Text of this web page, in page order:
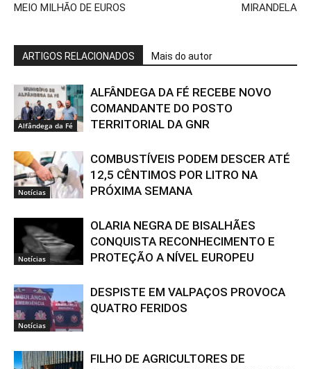
MEIO MILHÃO DE EUROS
MIRANDELA
ARTIGOS RELACIONADOS Mais do autor
Alfândega da Fé
ALFÂNDEGA DA FÉ RECEBE NOVO
COMANDANTE DO POSTO
TERRITORIAL DA GNR
Notícias
COMBUSTÍVEIS PODEM DESCER ATÉ
12,5 CÊNTIMOS POR LITRO NA
PRÓXIMA SEMANA
Notícias
OLARIA NEGRA DE BISALHÃES
CONQUISTA RECONHECIMENTO E
PROTEÇÃO A NÍVEL EUROPEU
Notícias
DESPISTE EM VALPAÇOS PROVOCA
QUATRO FERIDOS
FILHO DE AGRICULTORES DE